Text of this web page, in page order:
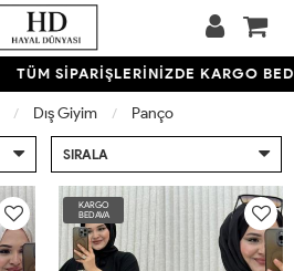
TÜM SİPARİŞLERİNİZDE KARGO
Dış Giyim Panço
SIRALA
KARGO
BEDAVA